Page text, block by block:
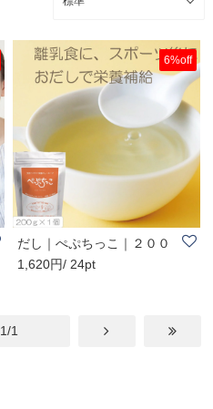
6%off
だし｜ぺぷちっこ｜２００
ｇ１個｜無添加..
1,620円/ 24pt
1/1